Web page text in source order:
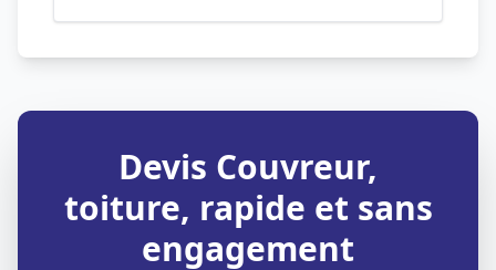
Devis Couvreur,
toiture, rapide et sans
engagement